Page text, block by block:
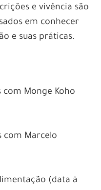
e vivência são
em conhecer
e suas práticas.
com Monge Koho
com Marcelo
(data à